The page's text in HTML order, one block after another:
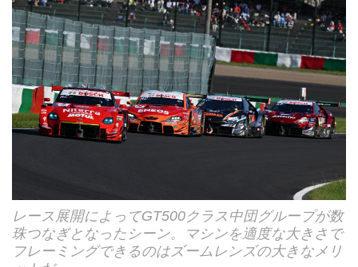
レース展開によってGT500クラス中団グループが数
珠つなぎとなったシーン。マシンを適度な大きさで
フレーミングできるのはズームレンズの大きなメリ